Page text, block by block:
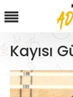
Kayısı